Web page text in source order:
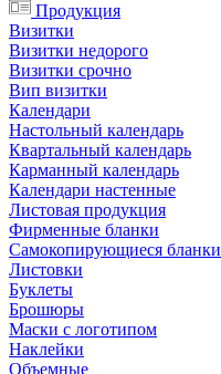
Продукция
Визитки
Визитки недорого
Визитки срочно
Вип визитки
Календари
Настольный календарь
Квартальный календарь
Карманный календарь
Календари настенные
Листовая продукция
Фирменные бланки
Самокопирующиеся бланки
Листовки
Буклеты
Брошюры
Маски с логотипом
Наклейки
Объемные